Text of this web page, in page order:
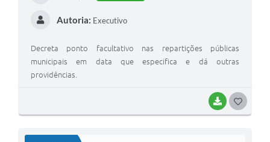
BAIXAR
Autoria: Executivo
Decreta ponto facultativo nas repartições públicas
municipais em data que especifica e dá outras
providências.